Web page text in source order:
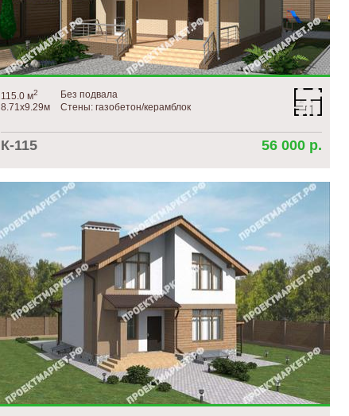
115.0 м2
8.71х9.29м
Без подвала
Стены: газобетон/керамблок
К-115 56 000 р.